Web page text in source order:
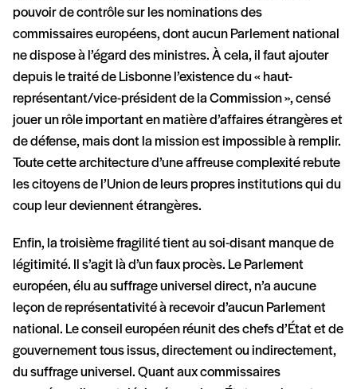
pouvoir de contrôle sur les nominations des
commissaires européens, dont aucun Parlement national
ne dispose à l’égard des ministres. À cela, il faut ajouter
depuis le traité de Lisbonne l’existence du « haut-
représentant/vice-président de la Commission », censé
jouer un rôle important en matière d’affaires étrangères et
de défense, mais dont la mission est impossible à remplir.
Toute cette architecture d’une affreuse complexité rebute
les citoyens de l’Union de leurs propres institutions qui du
coup leur deviennent étrangères.
Enfin, la troisième fragilité tient au soi-disant manque de
légitimité. Il s’agit là d’un faux procès. Le Parlement
européen, élu au suffrage universel direct, n’a aucune
leçon de représentativité à recevoir d’aucun Parlement
national. Le conseil européen réunit des chefs d’État et de
gouvernement tous issus, directement ou indirectement,
du suffrage universel. Quant aux commissaires